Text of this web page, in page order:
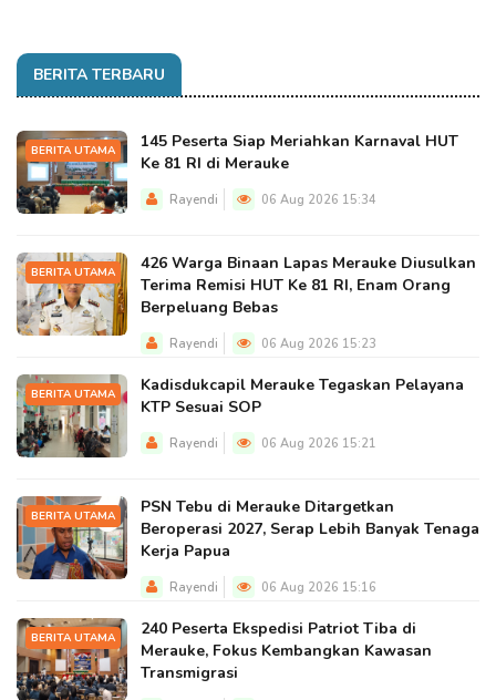
BERITA TERBARU
BERITA UTAMA
145 Peserta Siap Meriahkan Karnaval HUT
Ke 81 RI di Merauke
Rayendi 06 Aug 2026 15:34
BERITA UTAMA
426 Warga Binaan Lapas Merauke Diusulkan
Terima Remisi HUT Ke 81 RI, Enam Orang
Berpeluang Bebas
Rayendi 06 Aug 2026 15:23
BERITA UTAMA
Kadisdukcapil Merauke Tegaskan Pelayana
KTP Sesuai SOP
Rayendi 06 Aug 2026 15:21
BERITA UTAMA
PSN Tebu di Merauke Ditargetkan
Beroperasi 2027, Serap Lebih Banyak Tenaga
Kerja Papua
Rayendi 06 Aug 2026 15:16
BERITA UTAMA
240 Peserta Ekspedisi Patriot Tiba di
Merauke, Fokus Kembangkan Kawasan
Transmigrasi